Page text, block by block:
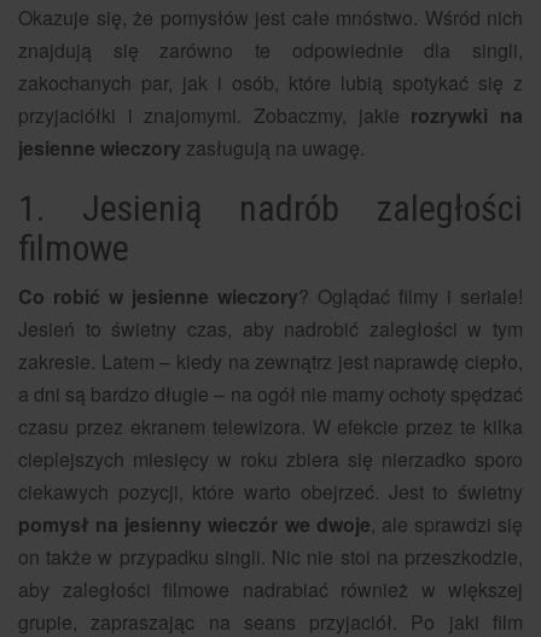
Okazuje się, że pomysłów jest całe mnóstwo. Wśród nich
znajdują się zarówno te odpowiednie dla singli,
zakochanych par, jak i osób, które lubią spotykać się z
przyjaciółki i znajomymi. Zobaczmy, jakie rozrywki na
jesienne wieczory zasługują na uwagę.
1. Jesienią nadrób zaległości
filmowe
Co robić w jesienne wieczory? Oglądać filmy i seriale!
Jesień to świetny czas, aby nadrobić zaległości w tym
zakresie. Latem – kiedy na zewnątrz jest naprawdę ciepło,
a dni są bardzo długie – na ogół nie mamy ochoty spędzać
czasu przez ekranem telewizora. W efekcie przez te kilka
cieplejszych miesięcy w roku zbiera się nierzadko sporo
ciekawych pozycji, które warto obejrzeć. Jest to świetny
pomysł na jesienny wieczór we dwoje, ale sprawdzi się
on także w przypadku singli. Nic nie stoi na przeszkodzie,
aby zaległości filmowe nadrabiać również w większej
grupie, zapraszając na seans przyjaciół. Po jaki film